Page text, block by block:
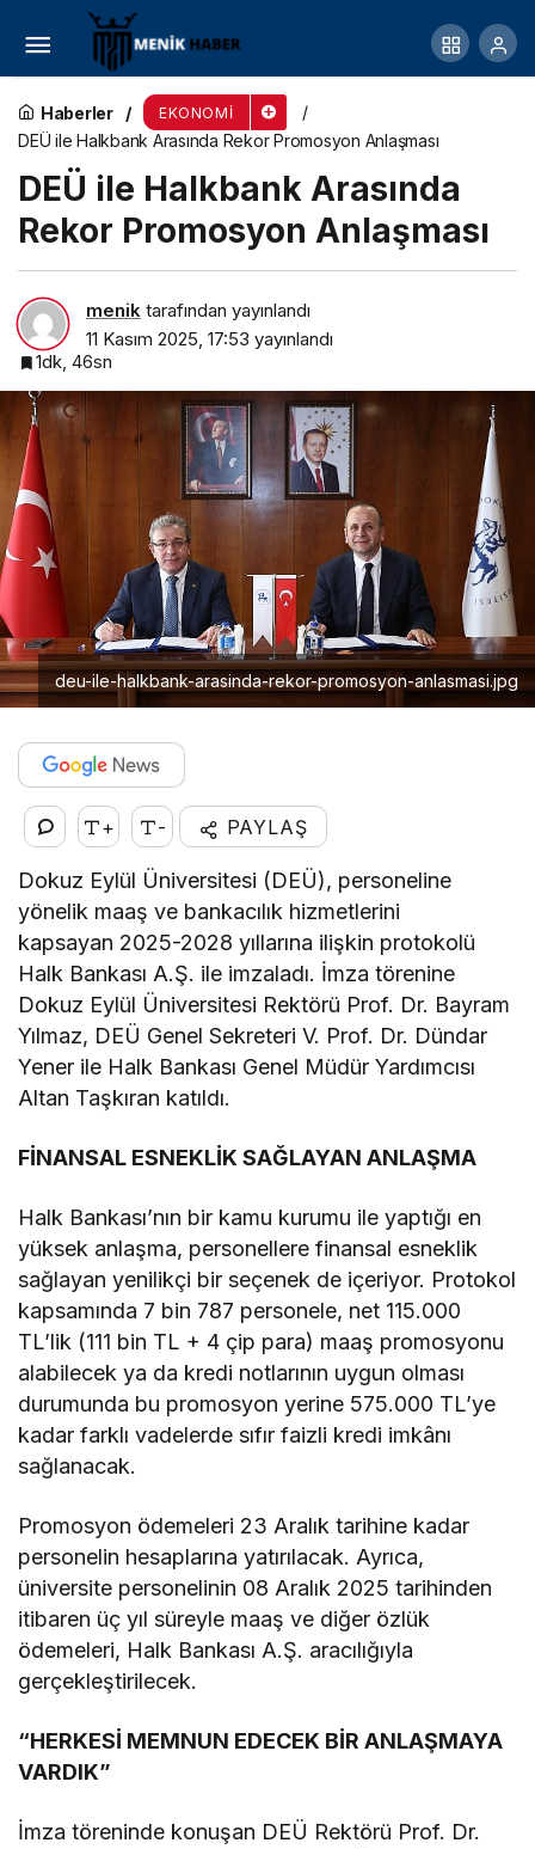
Haberler EKONOMI
DEÜ ile Halkbank Arasında Rekor Promosyon Anlaşması
DEÜ ile Halkbank Arasında
Rekor Promosyon Anlaşması
menik tarafından yayınlandı
11 Kasım 2025, 17:53 yayınlandı
1dk, 46sn
deu-ile-halkbank-arasinda-rekor-promosyon-anlasmasi.jpg
+ - PAYLAŞ
Dokuz Eylül Üniversitesi (DEÜ), personeline
yönelik maaş ve bankacılık hizmetlerini
kapsayan 2025-2028 yıllarına ilişkin protokolü
Halk Bankası A.Ş. ile imzaladı. İmza törenine
Dokuz Eylül Üniversitesi Rektörü Prof. Dr. Bayram
Yılmaz, DEÜ Genel Sekreteri V. Prof. Dr. Dündar
Yener ile Halk Bankası Genel Müdür Yardımcısı
Altan Taşkıran katıldı.
FİNANSAL ESNEKLİK SAĞLAYAN ANLAŞMA
Halk Bankası’nın bir kamu kurumu ile yaptığı en
yüksek anlaşma, personellere finansal esneklik
sağlayan yenilikçi bir seçenek de içeriyor. Protokol
kapsamında 7 bin 787 personele, net 115.000
TL’lik (111 bin TL + 4 çip para) maaş promosyonu
alabilecek ya da kredi notlarının uygun olması
durumunda bu promosyon yerine 575.000 TL’ye
kadar farklı vadelerde sıfır faizli kredi imkânı
sağlanacak.
Promosyon ödemeleri 23 Aralık tarihine kadar
personelin hesaplarına yatırılacak. Ayrıca,
üniversite personelinin 08 Aralık 2025 tarihinden
itibaren üç yıl süreyle maaş ve diğer özlük
ödemeleri, Halk Bankası A.Ş. aracılığıyla
gerçekleştirilecek.
“HERKESİ MEMNUN EDECEK BİR ANLAŞMAYA
VARDIK”
İmza töreninde konuşan DEÜ Rektörü Prof. Dr.
Corendon Airlines, World Travel Market Londra
Fuarı’nda Yerini Aldı